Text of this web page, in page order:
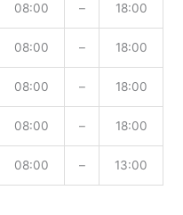
08:00 – 18:00
08:00 – 18:00
08:00 – 18:00
08:00 – 18:00
08:00 – 13:00